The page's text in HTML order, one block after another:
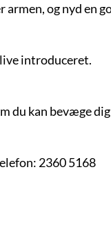
armen, og nyd en
introduceret.
du kan bevæge
2360 5168